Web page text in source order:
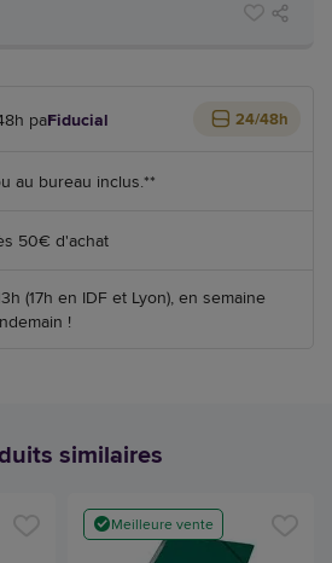
parFiducial 24/48h
au bureau inclus.**
50€ d'achat
(17h en IDF et Lyon), en semaine
!
similaires
Meilleure vente